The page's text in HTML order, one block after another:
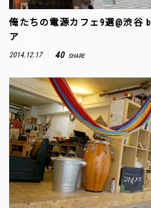
俺たちの電源カフェ9選@渋谷
ア
2014.12.17 40 SHARE